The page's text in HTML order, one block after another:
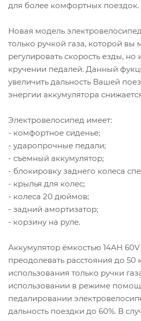
для более комфортных поездок.
Новая модель
только ручкой газа, которой вы
регулировать скорость езды,
кручении педалей. Данный
увеличить дальность Вашей
энергии аккумулятора
Электровелосипед имеет:
- комфортное сиденье;
- ударопрочные педали;
- съемный аккумулятор;
- блокировку заднего колеса
- крылья для колес;
- колеса 20 дюймов;
- задний амортизатор;
- корзину на руле.
Аккумулятор ёмкостью 14АH
преодолевать расстояния до
использования только ручки
использовании в режиме
педалировании
дальность поездки до 60%. В